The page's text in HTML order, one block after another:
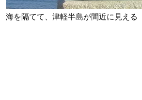
海を隔てて、津軽半島が間近に見える